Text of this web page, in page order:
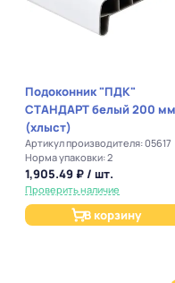
Подоконник "ПДК"
СТАНДАРТ белый 200 мм
(хлыст)
Артикул производителя: 05617
Норма упаковки: 2
1,905.49 ₽ / шт.
Проверить наличие
В корзину